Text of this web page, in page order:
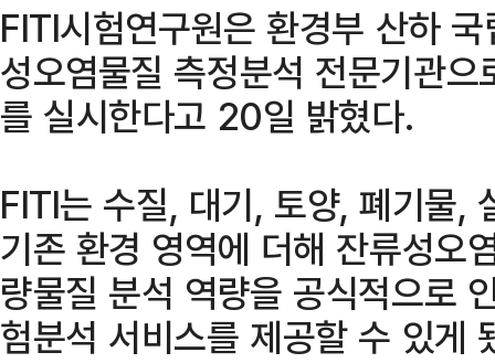
FITI시험연구원은 환경부 산하
성오염물질 측정분석 전문기관
를 실시한다고 20일 밝혔다.
FITI는 수질, 대기, 토양, 폐기물,
기존 환경 영역에 더해 잔류성오
량물질 분석 역량을 공식적으로
험분석 서비스를 제공할 수 있게